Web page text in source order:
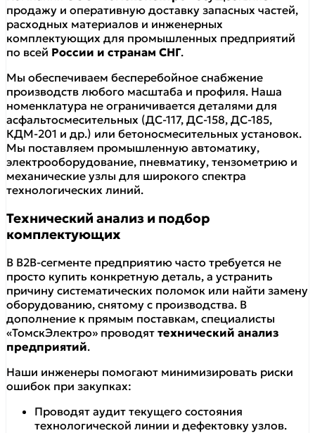
продажу и оперативную доставку запасных частей,
расходных материалов и инженерных
комплектующих для промышленных предприятий
по всей России и странам СНГ.
Мы обеспечиваем бесперебойное снабжение
производств любого масштаба и профиля. Наша
номенклатура не ограничивается деталями для
асфальтосмесительных (ДС-117, ДС-158, ДС-185,
КДМ-201 и др.) или бетоносмесительных установок.
Мы поставляем промышленную автоматику,
электрооборудование, пневматику, тензометрию и
механические узлы для широкого спектра
технологических линий.
Технический анализ и подбор
комплектующих
В B2B-сегменте предприятию часто требуется не
просто купить конкретную деталь, а устранить
причину систематических поломок или найти замену
оборудованию, снятому с производства. В
дополнение к прямым поставкам, специалисты
«ТомскЭлектро» проводят технический анализ
предприятий.
Наши инженеры помогают минимизировать риски
ошибок при закупках:
Проводят аудит текущего состояния
технологической линии и дефектовку узлов.